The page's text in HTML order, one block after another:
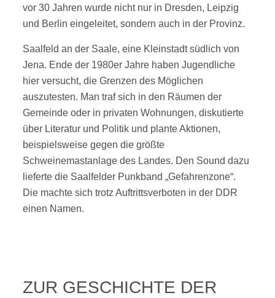
vor 30 Jahren wurde nicht nur in Dresden, Leipzig
und Berlin eingeleitet, sondern auch in der Provinz.
Saalfeld an der Saale, eine Kleinstadt südlich von
Jena. Ende der 1980er Jahre haben Jugendliche
hier versucht, die Grenzen des Möglichen
auszutesten. Man traf sich in den Räumen der
Gemeinde oder in privaten Wohnungen, diskutierte
über Literatur und Politik und plante Aktionen,
beispielsweise gegen die größte
Schweinemastanlage des Landes. Den Sound dazu
lieferte die Saalfelder Punkband „Gefahrenzone“.
Die machte sich trotz Auftrittsverboten in der DDR
einen Namen.
ZUR GESCHICHTE DER